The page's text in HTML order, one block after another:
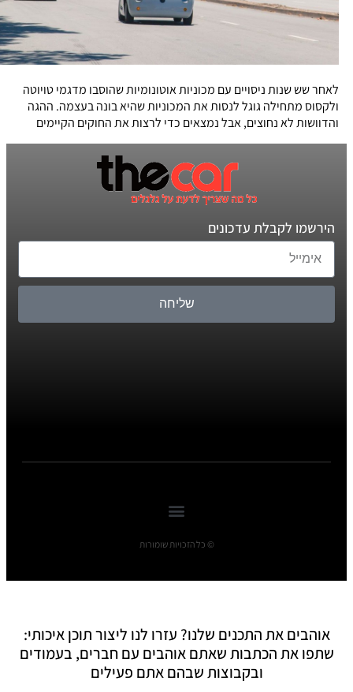
לאחר שש שנות ניסויים עם מכוניות אוטונומיות שהוסבו מדגמי טויוטה
ולקסוס מתחילה גוגל לנסות את המכוניות שהיא בונה בעצמה. ההגה
והדוושות לא נחוצים, אבל נמצאים כדי לרצות את החוקים הקיימים
הירשמו לקבלת עדכונים
שליחה
© כל הזכויות שומורות
אוהבים את התכנים שלנו? עזרו לנו ליצור תוכן איכותי:
שתפו את הכתבות שאתם אוהבים עם חברים, בעמודים
ובקבוצות שבהם אתם פעילים